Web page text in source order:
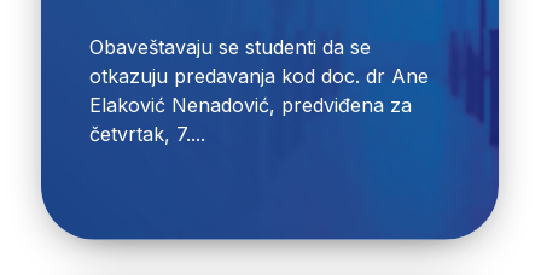
Obaveštavaju se studenti da se
otkazuju predavanja kod doc. dr Ane
Elaković Nenadović, predviđena za
četvrtak, 7....